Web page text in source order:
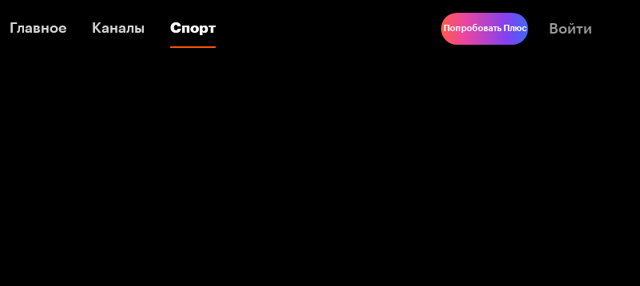
Главное Каналы Спорт
Главное Каналы Спорт Попробовать Плюс Войти